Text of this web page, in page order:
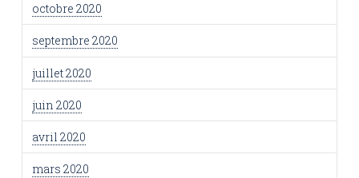
octobre 2020
septembre 2020
juillet 2020
juin 2020
avril 2020
mars 2020